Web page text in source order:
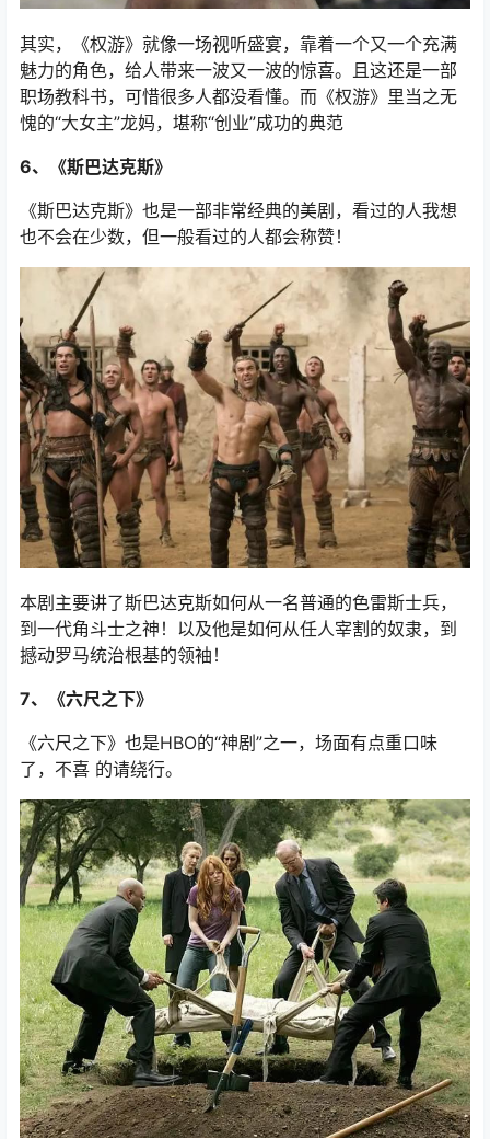
魅力的角色，给人带来一波又一波的惊喜。且这还是一部
职场教科书，可惜很多人都没看懂。而《权游》里当之无
愧的“大女主”龙妈，堪称“创业”成功的典范
6、《斯巴达克斯》
《斯巴达克斯》也是一部非常经典的美剧，看过的人我想
也不会在少数，但一般看过的人都会称赞！
本剧主要讲了斯巴达克斯如何从一名普通的色雷斯士兵，
到一代角斗士之神！以及他是如何从任人宰割的奴隶，到
撼动罗马统治根基的领袖！
7、《六尺之下》
《六尺之下》也是HBO的“神剧”之一，场面有点重口味
了，不喜 的请绕行。